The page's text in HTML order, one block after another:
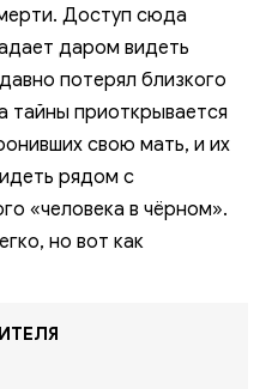
Доступ сюда
даром видеть
потерял близкого
тайны приоткрывается
свою мать, и их
рядом с
«человека в чёрном».
но вот как